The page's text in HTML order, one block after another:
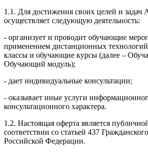
1.1. Для достижения своих целей и задач
осуществляет следующую деятельность:
- организует и проводит обучающие
применением дистанционных
классы и обучающие курсы (далее –
Обучающий модуль);
- дает индивидуальные консультации;
- оказывает иные услуги
консультационного характера.
1.2. Настоящая оферта является
соответствии со статьей 437
Российской Федерации.